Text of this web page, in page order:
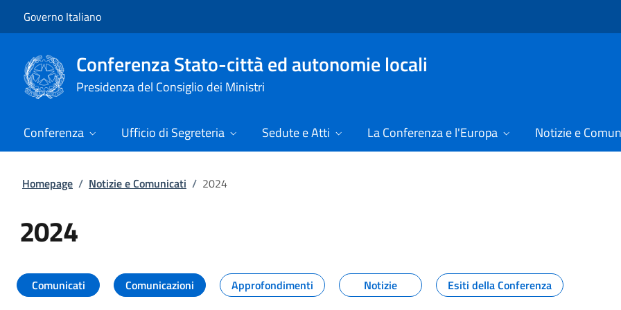
Governo Italiano
Conferenza Stato-città ed autonomie locali
Presidenza del Consiglio dei Ministri
Conferenza Ufficio di Segreteria Sedute e Atti La Conferenza e l'Europa Notizie e
Homepage / Notizie e Comunicati / 2024
2024
Tutti i contenuti della pagina 2024
Comunicati Comunicazioni Approfondimenti Notizie Esiti della Conferenza